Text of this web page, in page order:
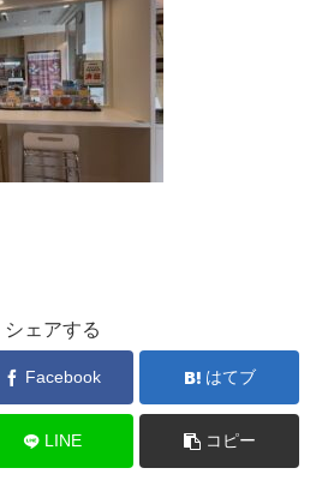
シェアする
Facebook はてブ
LINE コピー